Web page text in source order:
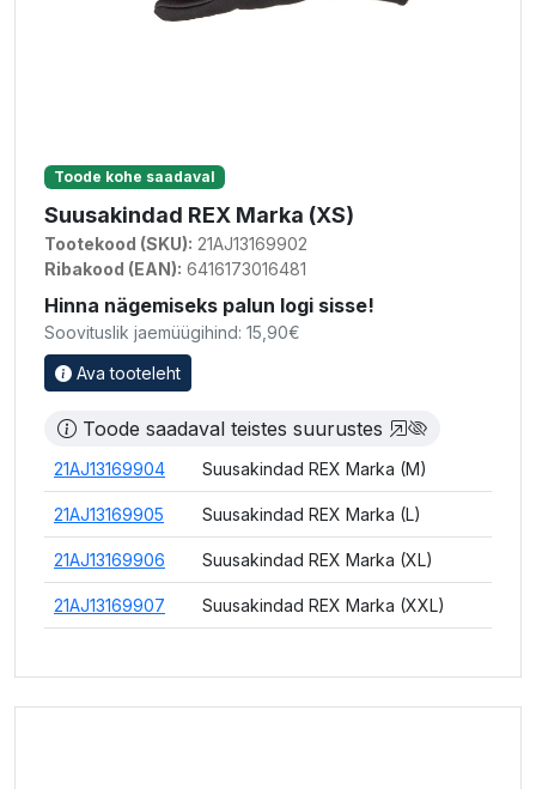
Toode kohe saadaval
Suusakindad REX Marka (XS)
Tootekood (SKU): 21AJ13169902
Ribakood (EAN): 6416173016481
Hinna nägemiseks palun logi sisse!
Soovituslik jaemüügihind: 15,90€
Ava tooteleht
Toode saadaval teistes suurustes
21AJ13169904 Suusakindad REX Marka (M)
21AJ13169905 Suusakindad REX Marka (L)
21AJ13169906 Suusakindad REX Marka (XL)
21AJ13169907 Suusakindad REX Marka (XXL)